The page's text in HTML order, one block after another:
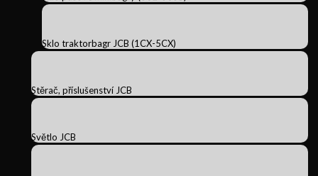
Sklo traktorbagr JCB (1CX-5CX)
Stěrač, příslušenství JCB
Světlo JCB